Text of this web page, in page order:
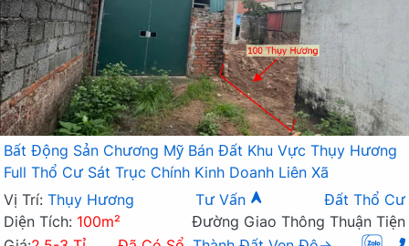
Bất Động Sản Chương Mỹ Bán Đất Khu Vực Thụy Hương
Full Thổ Cư Sát Trục Chính Kinh Doanh Liên Xã
Vị Trí: Thụy Hương Tư Vấn
Đất Thổ Cư
Diện Tích: 100m²
Đường Giao Thông Thuận Tiện